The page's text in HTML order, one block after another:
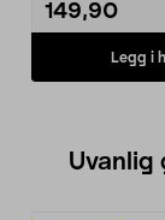
149,90
Legg i
Uvanlig